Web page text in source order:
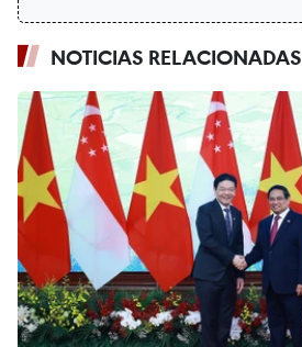
NOTICIAS RELACIONADAS